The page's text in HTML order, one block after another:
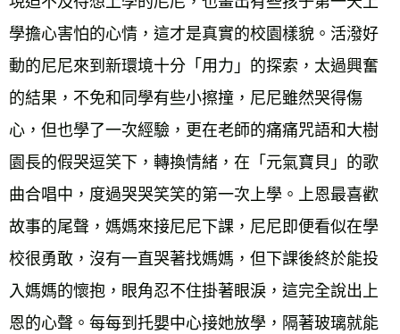
學擔心害怕的心情，這才是真實的校園樣貌。活潑好
動的尼尼來到新環境十分「用力」的探索，太過興奮
的結果，不免和同學有些小擦撞，尼尼雖然哭得傷
心，但也學了一次經驗，更在老師的痛痛咒語和大樹
園長的假哭逗笑下，轉換情緒，在「元氣寶貝」的歌
曲合唱中，度過哭哭笑笑的第一次上學。上恩最喜歡
故事的尾聲，媽媽來接尼尼下課，尼尼即便看似在學
校很勇敢，沒有一直哭著找媽媽，但下課後終於能投
入媽媽的懷抱，眼角忍不住掛著眼淚，這完全說出上
恩的心聲。每每到托嬰中心接她放學，隔著玻璃就能